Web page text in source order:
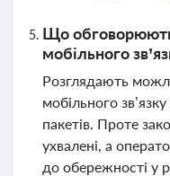
Що
мобільного
Розглядають
мобільного
пакетів. Проте
ухвалені, а
до обережності у